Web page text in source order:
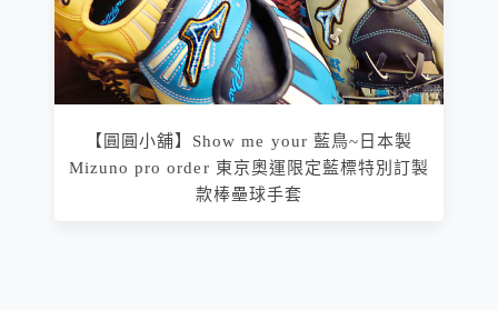
【圓圓小舖】Show me your 藍鳥~日本製
Mizuno pro order 東京奧運限定藍標特別訂製
款棒壘球手套